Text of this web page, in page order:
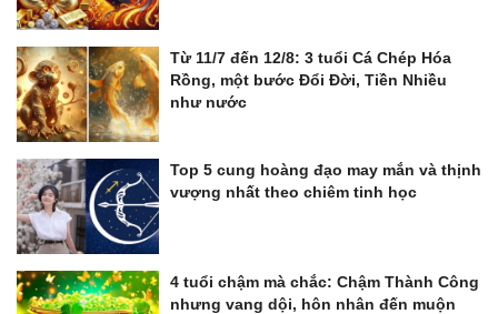
Từ 11/7 đến 12/8: 3 tuổi Cá Chép Hóa
Rồng, một bước Đổi Đời, Tiền Nhiều
như nước
Top 5 cung hoàng đạo may mắn và thịnh
vượng nhất theo chiêm tinh học
4 tuổi chậm mà chắc: Chậm Thành Công
nhưng vang dội, hôn nhân đến muộn